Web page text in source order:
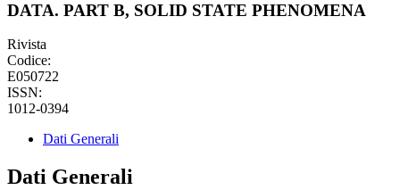
DATA. PART B, SOLID STATE PHENOMENA
Rivista
Codice:
E050722
ISSN:
1012-0394
Dati Generali
Dati Generali